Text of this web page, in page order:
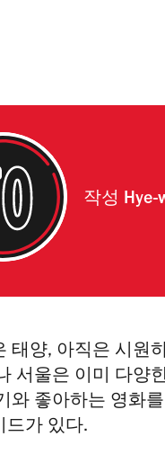
작성 Hye-
태양, 아직은 시원
서울은 이미 다양
와 좋아하는 영화
드가 있다.